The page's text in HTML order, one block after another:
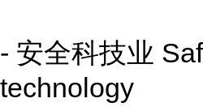
- 安全科技业
technology